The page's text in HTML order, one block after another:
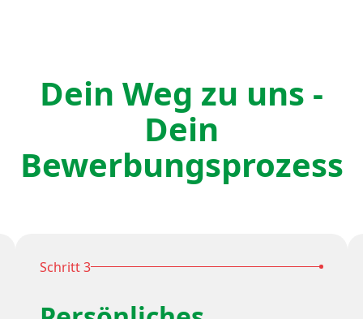
Dein Weg zu uns -
Dein
Bewerbungsprozess
Schritt 3